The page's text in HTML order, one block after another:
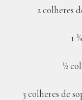
2 colheres
1
½
3 colheres de